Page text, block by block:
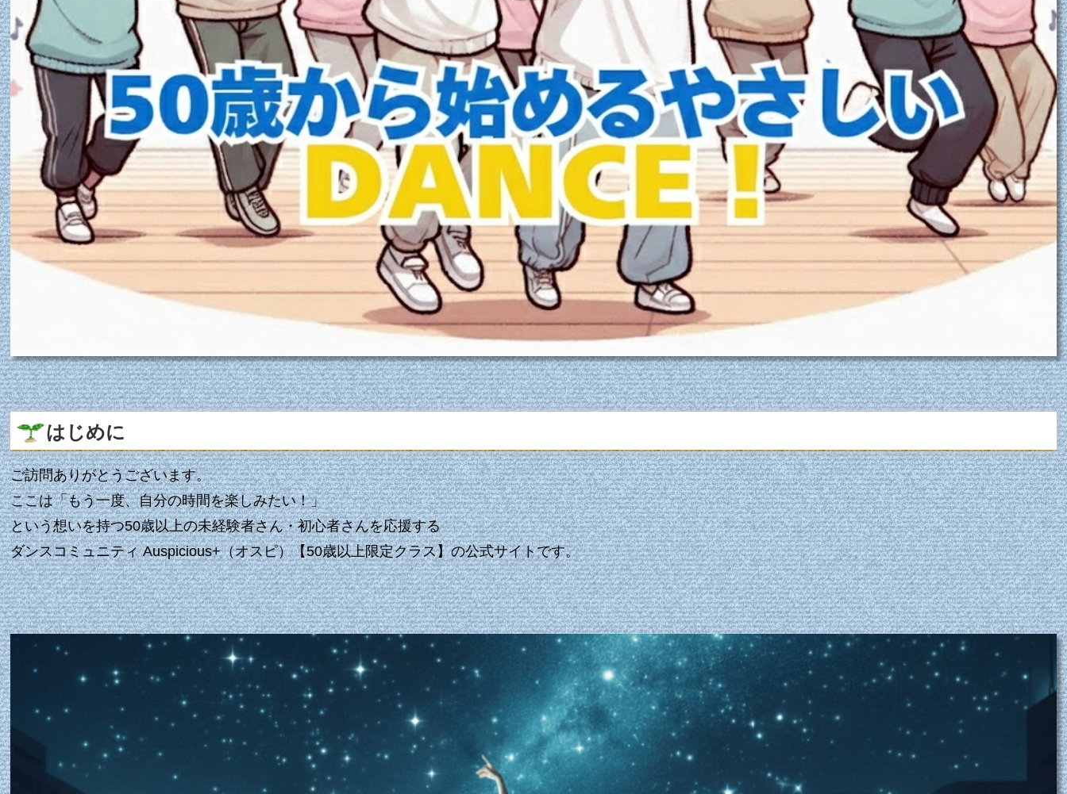
はじめに
ご訪問ありがとうございます。
ここは「もう一度、自分の時間を楽しみたい！」
という想いを持つ50歳以上の未経験者さん・初心者さんを応援する
ダンスコミュニティ Auspicious+（オスピ）【50歳以上限定クラス】の公式サイトです。